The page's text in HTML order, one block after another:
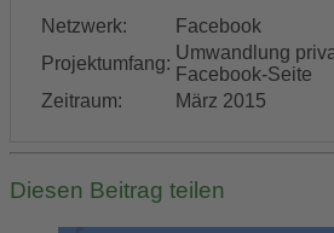
Netzwerk:
Facebook
Projektumfang:
Umwandlung
Facebook-Seite
Zeitraum:
März 2015
Diesen Beitrag teilen